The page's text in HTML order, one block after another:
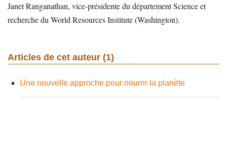
Janet Ranganathan, vice-présidente du département Science et
recherche du World Resources Institute (Washington).
Articles de cet auteur (1)
Une nouvelle approche pour nourrir la planète